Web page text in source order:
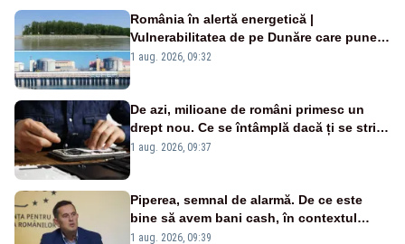
România în alertă energetică |
Vulnerabilitatea de pe Dunăre care pune
în pericol Centrala Cernavodă era
1 aug. 2026, 09:32
De azi, milioane de români primesc un
drept nou. Ce se întâmplă dacă ți se strică
un produs
1 aug. 2026, 09:37
Piperea, semnal de alarmă. De ce este
bine să avem bani cash, în contextul
alertei energetice?
1 aug. 2026, 09:39